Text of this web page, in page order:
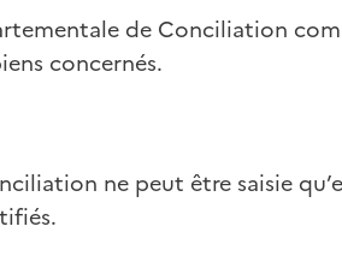
de Conciliation
concernés.
ne peut être saisie